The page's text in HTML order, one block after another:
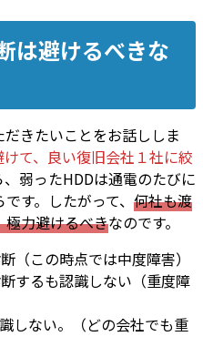
は避けるべきな
きたいことをお話ししま
て、良い復旧会社１社に絞
弱ったHDDは通電のたびに
す。したがって、 何社も渡
極力避けるべきなのです。
（この時点では中度障害）
するも認識しない（重度障
しない。（どの会社でも重